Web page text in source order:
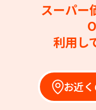
スーパー
利用し
お近